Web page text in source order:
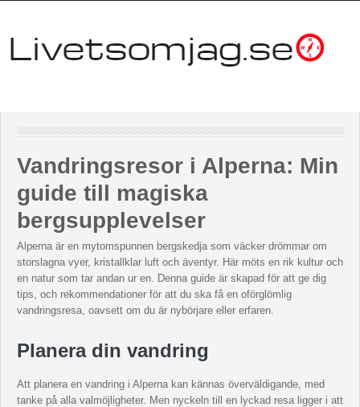
Vandringsresor i Alperna: Min
guide till magiska
bergsupplevelser
Alperna är en mytomspunnen bergskedja som väcker drömmar om
storslagna vyer, kristallklar luft och äventyr. Här möts en rik kultur och
en natur som tar andan ur en. Denna guide är skapad för att ge dig
tips, och rekommendationer för att du ska få en oförglömlig
vandringsresa, oavsett om du är nybörjare eller erfaren.
Planera din vandring
Att planera en vandring i Alperna kan kännas överväldigande, med
tanke på alla valmöjligheter. Men nyckeln till en lyckad resa ligger i att